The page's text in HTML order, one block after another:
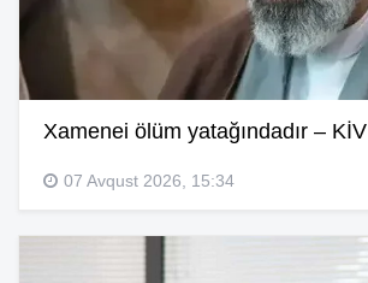
Xamenei ölüm yatağındadır – KİV
07 Avqust 2026, 15:34